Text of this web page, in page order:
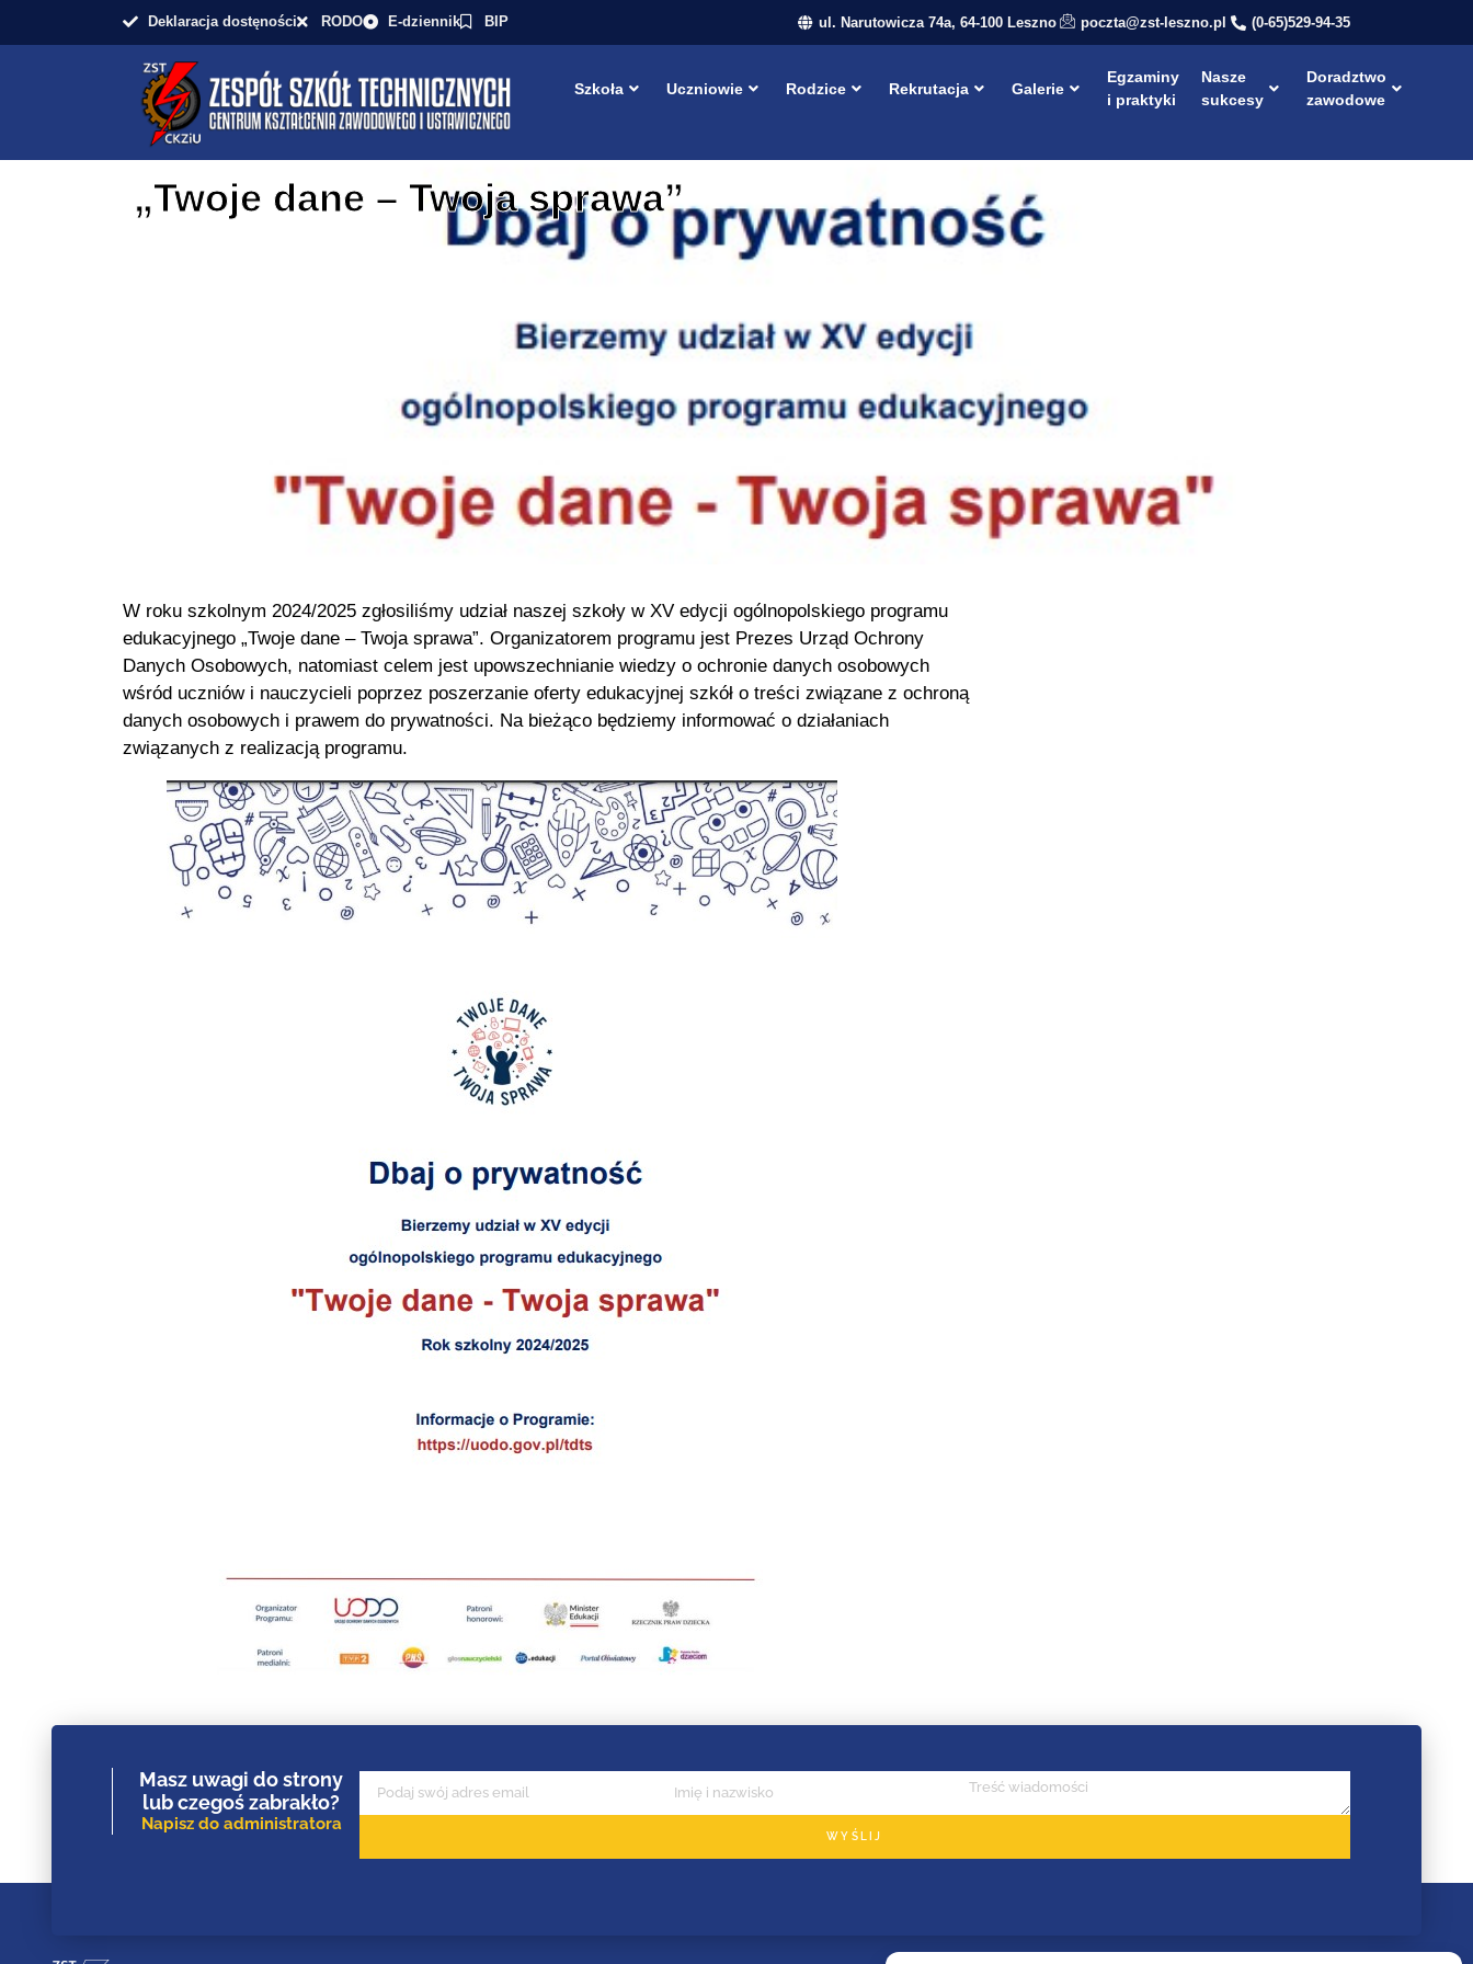
Deklaracja dostęności RODO E-dziennik BIP ul. Narutowicza 74a, 64-100 Leszno poczta@zst-leszno.pl (0-65)529-94-35
Szkoła Uczniowie Rodzice Rekrutacja Galerie
Egzaminy
i praktyki
Nasze
sukcesy
Doradztwo
zawodowe
„Twoje dane – Twoja sprawa”
W roku szkolnym 2024/2025 zgłosiliśmy udział naszej szkoły w XV edycji ogólnopolskiego programu
edukacyjnego „Twoje dane – Twoja sprawa”. Organizatorem programu jest Prezes Urząd Ochrony
Danych Osobowych, natomiast celem jest upowszechnianie wiedzy o ochronie danych osobowych
wśród uczniów i nauczycieli poprzez poszerzanie oferty edukacyjnej szkół o treści związane z ochroną
danych osobowych i prawem do prywatności. Na bieżąco będziemy informować o działaniach
związanych z realizacją programu.
Masz uwagi do strony
lub czegoś zabrakło?
Napisz do administratora
WYŚLIJ